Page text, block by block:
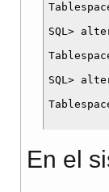
SQL>
SQL>
En el